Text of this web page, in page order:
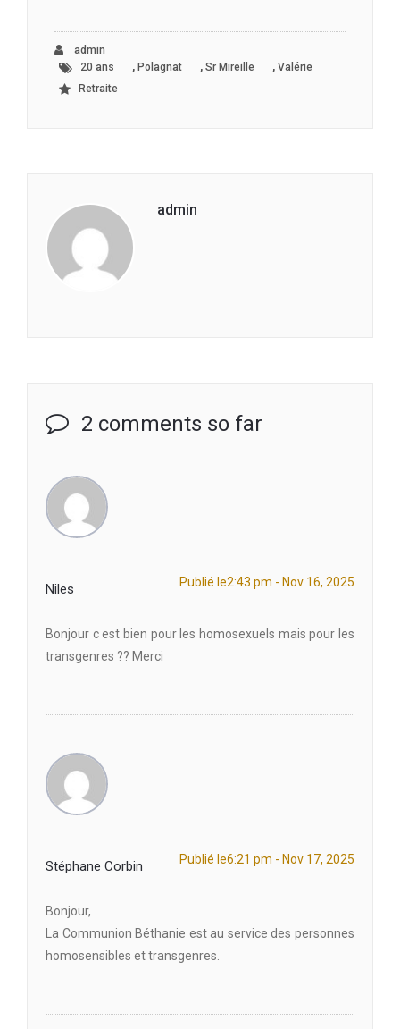
admin
20 ans
, Polagnat , Sr Mireille , Valérie
Retraite
admin
2 comments so far
Niles Publié le2:43 pm - Nov 16, 2025
Bonjour c est bien pour les homosexuels mais pour les
transgenres ?? Merci
Stéphane Corbin Publié le6:21 pm - Nov 17, 2025
Bonjour,
La Communion Béthanie est au service des personnes
homosensibles et transgenres.